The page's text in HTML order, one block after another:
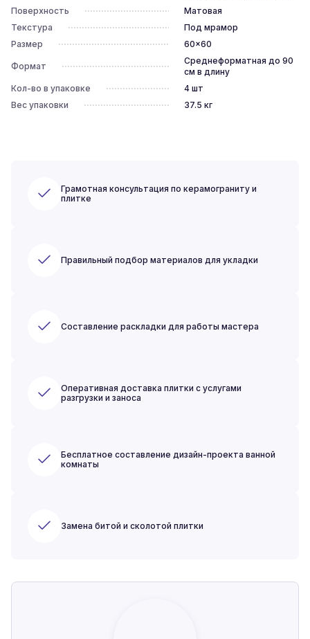
Поверхность
Матовая
Текстура
Под мрамор
Размер
60x60
Формат
Среднеформатная до 90
см в длину
Кол-во в упаковке
4шт
Вес упаковки
37.5 кг
Грамотная консультация по керамограниту и
плитке
Правильный подбор материалов для укладки
Составление раскладки для работы мастера
Оперативная доставка плитки с услугами
разгрузки и заноса
Бесплатное составление дизайн-проекта ванной
комнаты
Замена битой и сколотой плитки